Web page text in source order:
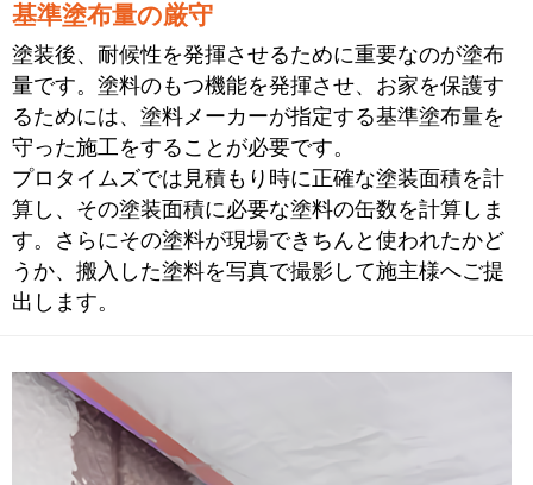
基準塗布量の厳守
塗装後、耐候性を発揮させるために重要なのが塗布
量です。塗料のもつ機能を発揮させ、お家を保護す
るためには、塗料メーカーが指定する基準塗布量を
守った施工をすることが必要です。
プロタイムズでは見積もり時に正確な塗装面積を計
算し、その塗装面積に必要な塗料の缶数を計算しま
す。さらにその塗料が現場できちんと使われたかど
うか、搬入した塗料を写真で撮影して施主様へご提
出します。